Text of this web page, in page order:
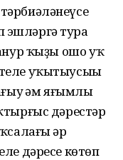
тура
ҡыҙы ошо уҡ
уҡытыусыһы
һәм яғымлы
дәрестәр
һәр
дәресе көтөп